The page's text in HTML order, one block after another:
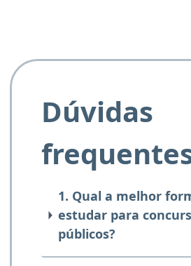
Dúvidas
1. Qual a melhor
estudar para
públicos?